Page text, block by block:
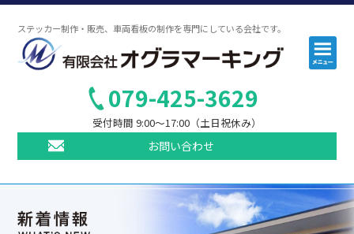
ステッカー制作・販売、車両看板の制作を専門にしている会社です。
メ
ニ
ン
ス
キ
プ
079-425-3629
受付時間 9:00〜17:00（土日祝休み）
お問い合わせ